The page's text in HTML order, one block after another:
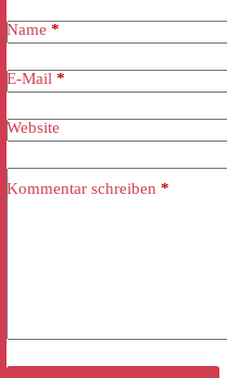
Name *
E-Mail *
Website
Kommentar schreiben *